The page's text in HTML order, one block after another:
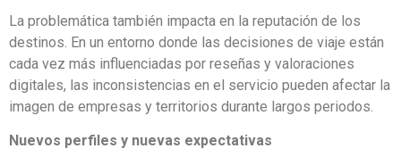
La problemática también impacta en la reputación de los
destinos. En un entorno donde las decisiones de viaje están
cada vez más influenciadas por reseñas y valoraciones
digitales, las inconsistencias en el servicio pueden afectar la
imagen de empresas y territorios durante largos periodos.
Nuevos perfiles y nuevas expectativas